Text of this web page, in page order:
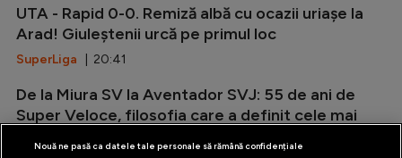
UTA - Rapid 0-0. Remiză albă cu ocazii uriașe la
Arad! Giuleștenii urcă pe primul loc
SuperLiga | 20:41
De la Miura SV la Aventador SVJ: 55 de ani de
Super Veloce, filosofia care a definit cele mai
Nouă ne pasă ca datele tale personale să rămână confidențiale